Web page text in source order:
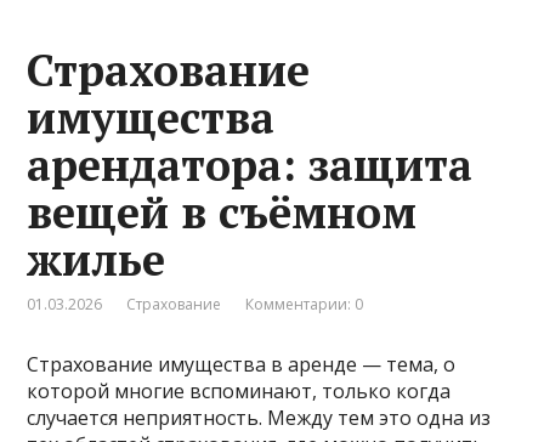
Страхование
имущества
арендатора: защита
вещей в съёмном
жилье
01.03.2026 Страхование Комментарии: 0
Страхование имущества в аренде — тема, о
которой многие вспоминают, только когда
случается неприятность. Между тем это одна из